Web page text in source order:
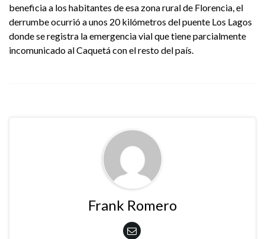
beneficia a los habitantes de esa zona rural de Florencia, el
derrumbe ocurrió a unos 20 kilómetros del puente Los Lagos
donde se registra la emergencia vial que tiene parcialmente
incomunicado al Caquetá con el resto del país.
Frank Romero